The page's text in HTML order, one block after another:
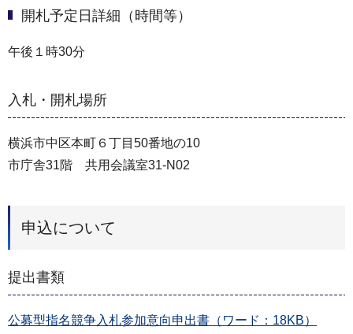
開札予定日詳細（時間等）
午後１時30分
入札・開札場所
横浜市中区本町６丁目50番地の10
市庁舎31階 共用会議室31-N02
申込について
提出書類
公募型指名競争入札参加意向申出書（ワード：18KB）